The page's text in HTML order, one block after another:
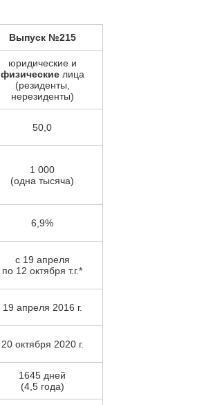
Выпуск №215
юридические и
физическиелица
(резиденты,
нерезиденты)
50,0
1 000
(одна тысяча)
6,9%
с 19 апреля
по 12 октября т.г.*
19 апреля 2016 г.
20 октября 2020 г.
1645 дней
(4,5 года)